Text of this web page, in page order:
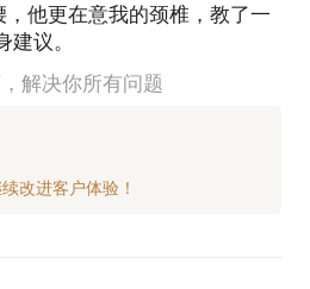
他更在意我的颈椎，教了一
议。
解决你所有问题